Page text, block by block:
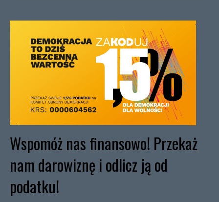
Wspomóż nas finansowo! Przekaż
nam darowiznę i odlicz ją od
podatku!